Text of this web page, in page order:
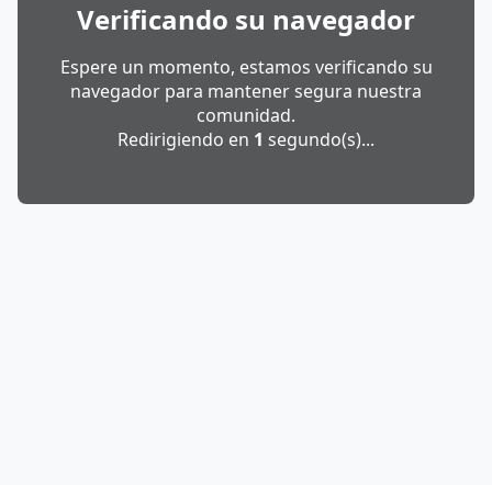
Verificando su navegador
Espere un momento, estamos verificando su
navegador para mantener segura nuestra
comunidad.
Redirigiendo en 1 segundo(s)...